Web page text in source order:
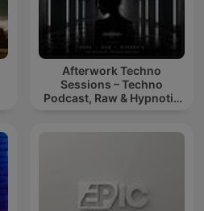
Afterwork Techno
Sessions – Techno
Podcast, Raw & Hypnotic